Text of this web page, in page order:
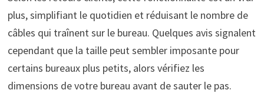
plus, simplifiant le quotidien et réduisant le nombre de
câbles qui traînent sur le bureau. Quelques avis signalent
cependant que la taille peut sembler imposante pour
certains bureaux plus petits, alors vérifiez les
dimensions de votre bureau avant de sauter le pas.